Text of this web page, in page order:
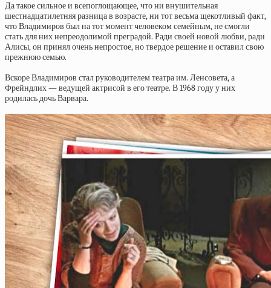
Да такое сильное и всепоглощающее, что ни внушительная
шестнадцатилетняя разница в возрасте, ни тот весьма щекотливый факт,
что Владимиров был на тот момент человеком семейным, не смогли
стать для них непреодолимой преградой. Ради своей новой любви, ради
Алисы, он принял очень непростое, но твердое решение и оставил свою
прежнюю семью.
Вскоре Владимиров стал руководителем театра им. Ленсовета, а
Фрейндлих — ведущей актрисой в его театре. В 1968 году у них
родилась дочь Варвара.